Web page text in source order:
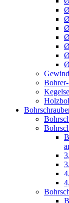
Bohrer-